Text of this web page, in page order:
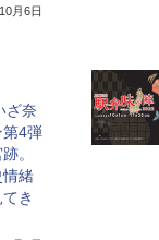
月6日
ざ奈
第4弾
。
情緒
き